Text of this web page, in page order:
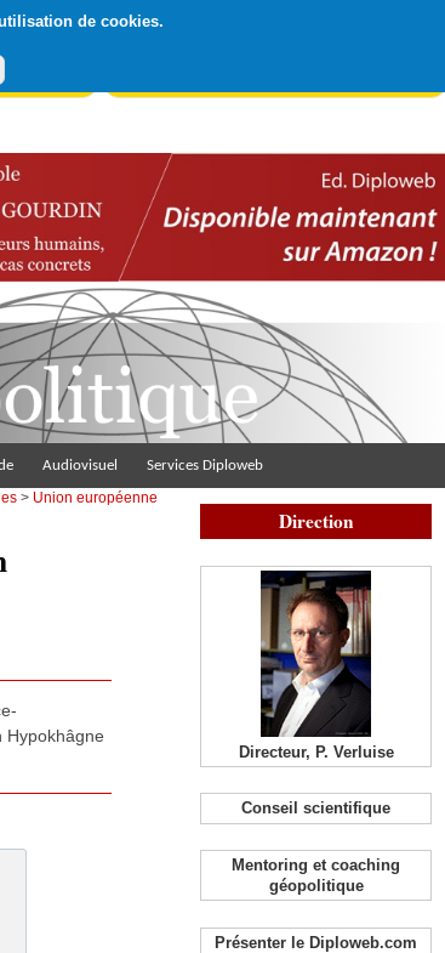
de cookies.
Diploweb
Audiovisuel Services Diploweb
> Union européenne
Hypokhâgne
Direction
Directeur, P. Verluise
Conseil scientifique
Mentoring et coaching
géopolitique
Présenter le Diploweb.com